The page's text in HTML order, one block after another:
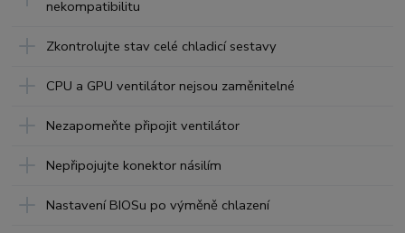
nekompatibilitu
Zkontrolujte stav celé chladicí sestavy
CPU a GPU ventilátor nejsou zaměnitelné
Nezapomeňte připojit ventilátor
Nepřipojujte konektor násilím
Nastavení BIOSu po výměně chlazení